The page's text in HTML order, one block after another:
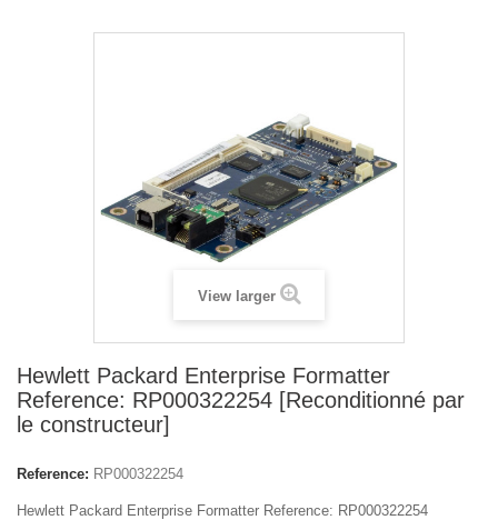
View larger
Hewlett Packard Enterprise Formatter
Reference: RP000322254 [Reconditionné par
le constructeur]
Reference: RP000322254
Hewlett Packard Enterprise Formatter Reference: RP000322254